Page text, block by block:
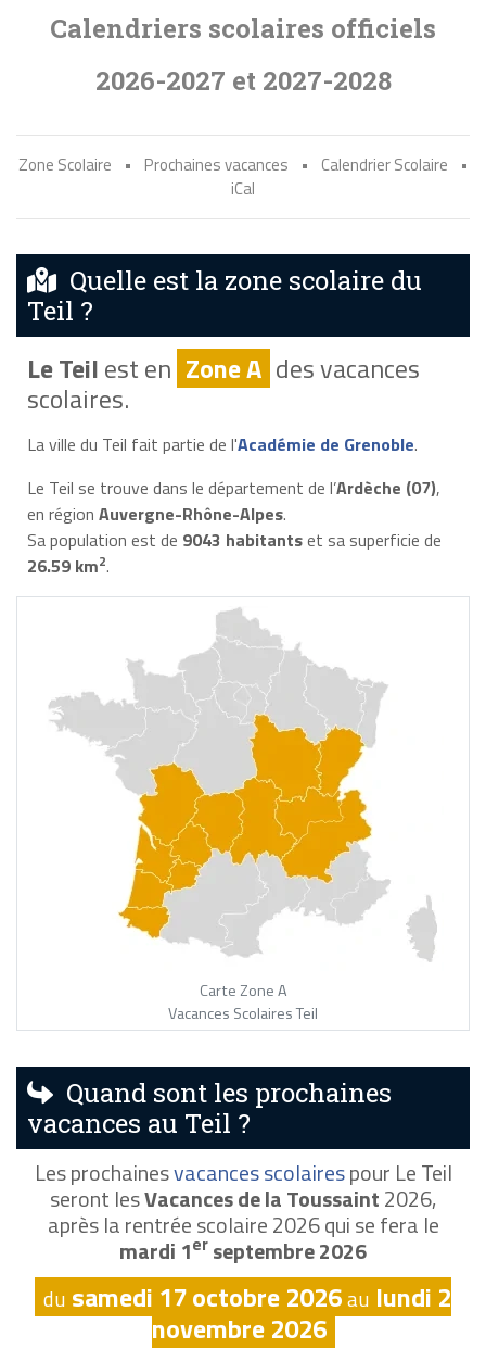
Calendriers scolaires officiels
2026-2027 et 2027-2028
Zone Scolaire • Prochaines vacances • Calendrier Scolaire
•
iCal
Quelle est la zone scolaire du
Teil ?
Le Teilest en Zone A des vacances
scolaires.
La ville du Teil fait partie de l'Académie de Grenoble.
Le Teil se trouve dans le département de l’Ardèche (07),
en région Auvergne-Rhône-Alpes.
Sa population est de 9043 habitantset sa superficie de
26.59 km2.
Carte Zone A
Vacances Scolaires Teil
Quand sont les prochaines
vacances au Teil ?
Les prochainesvacances scolairespour Le Teil
seront lesVacances de la Toussaint2026,
après la rentrée scolaire 2026 qui se fera le
mardi 1er septembre 2026
du samedi 17 octobre 2026au lundi 2
novembre 2026